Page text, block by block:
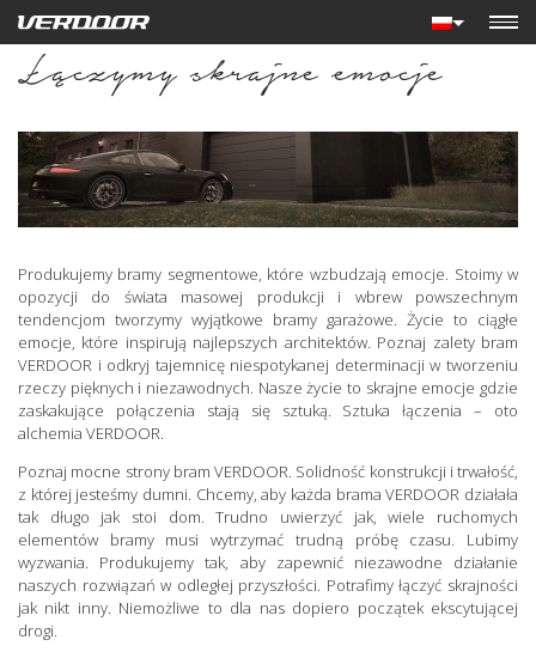
Łączymy skrajne emocje
Produkujemy bramy segmentowe, które wzbudzają emocje. Stoimy w
opozycji do świata masowej produkcji i wbrew powszechnym
tendencjom tworzymy wyjątkowe bramy garażowe. Życie to ciągłe
emocje, które inspirują najlepszych architektów. Poznaj zalety bram
VERDOOR i odkryj tajemnicę niespotykanej determinacji w tworzeniu
rzeczy pięknych i niezawodnych. Nasze życie to skrajne emocje gdzie
zaskakujące połączenia stają się sztuką. Sztuka łączenia – oto
alchemia VERDOOR.
Poznaj mocne strony bram VERDOOR. Solidność konstrukcji i trwałość,
z której jesteśmy dumni. Chcemy, aby każda brama VERDOOR działała
tak długo jak stoi dom. Trudno uwierzyć jak, wiele ruchomych
elementów bramy musi wytrzymać trudną próbę czasu. Lubimy
wyzwania. Produkujemy tak, aby zapewnić niezawodne działanie
naszych rozwiązań w odległej przyszłości. Potrafimy łączyć skrajności
jak nikt inny. Niemożliwe to dla nas dopiero początek ekscytującej
drogi.